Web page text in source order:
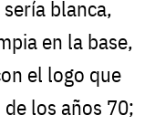
blanca,
en la base,
el logo que
los años 70;